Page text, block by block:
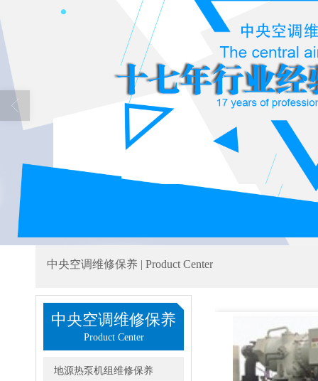
中央空调维修保养 | Product Center
中央空调维修保养
Product Center
地源热泵机组维修保养